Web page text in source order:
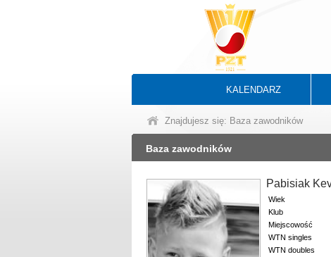
KALENDARZ
Znajdujesz się: Baza zawodników
Baza zawodników
Pabisiak
Wiek
Klub
Miejscowość
WTN singles
WTN doubles